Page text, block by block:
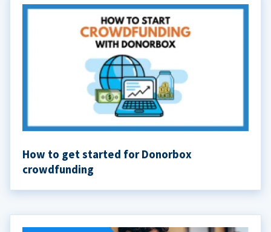
How to get started for Donorbox
crowdfunding